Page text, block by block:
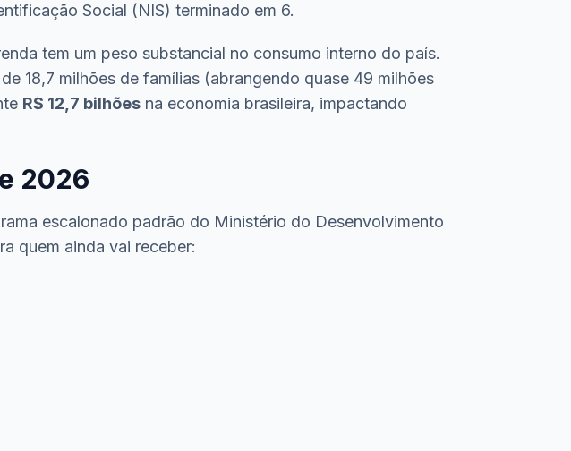
Social (NIS) terminado em 6.
tem um peso substancial no consumo interno do país.
18,7 milhões de famílias (abrangendo quase 49 milhões
R$ 12,7 bilhões na economia brasileira, impactando
2026
escalonado padrão do Ministério do Desenvolvimento
quem ainda vai receber: